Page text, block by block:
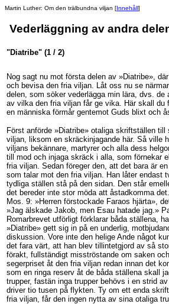
Martin Luther: Om den trälbundna viljan [Innehåll]
Vederläggning av andra
"Diatribe" (1 / 2)
Nog sagt nu mot första delen av »Diatribe»,
och bevisa den fria viljan. Låt oss nu se
delen, som söker vederlägga min lära, dvs. de
av vilka den fria viljan får ge vika. Här skall du
en människa förmår gentemot Guds blixt och
Först anförde »Diatribe» otaliga skriftställen till
viljan, liksom en skräckinjagande här. Så ville
viljans bekännare, martyrer och alla dess
till mod och injaga skräck i alla, som förnekar
fria viljan. Sedan föreger den, att det bara är
som talar mot den fria viljan. Han låter endast
tydliga ställen stå på den sidan. Den står
det bereder inte stor möda att åstadkomma
Mos. 9: »Herren förstockade Faraos hjärta»,
»Jag älskade Jakob, men Esau hatade jag.»
Romarbrevet utförligt förklarar båda ställena,
»Diatribe» gett sig in på en underlig,
diskussion. Vore inte den helige Ande något
det fara värt, att han blev tillintetgjord av så
förakt, fullständigt misströstande om saken
segerpriset åt den fria viljan redan innan det
som en ringa reserv åt de båda ställena skall
trupper, fastän inga trupper behövs i en strid
driver tio tusen på flykten. Ty om ett enda
fria viljan, får den ingen nytta av sina otaliga